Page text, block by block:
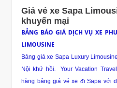
Giá vé xe Sapa
khuyến mại
BẢNG BÁO GIÁ DỊCH VỤ XE
LIMOUSINE
Bảng giá xe Sapa Luxury Limousine
Nội khứ hồi. Your Vacation Travel
hàng bảng giá vé xe đi Sapa với